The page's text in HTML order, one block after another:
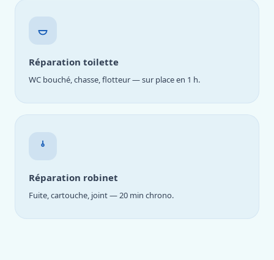
Réparation toilette
WC bouché, chasse, flotteur — sur place en 1 h.
Réparation robinet
Fuite, cartouche, joint — 20 min chrono.